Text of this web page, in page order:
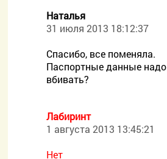
Наталья
31 июля 2013 18:12:37
Спасибо, все поменяла.
Паспортные данные надо
вбивать?
Лабиринт
1 августа 2013 13:45:21
Нет